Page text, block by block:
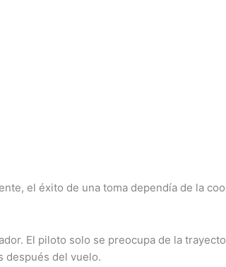
el éxito de una toma dependía de la
El piloto solo se preocupa de la
después del vuelo.